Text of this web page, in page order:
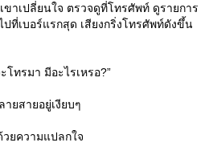
ขาเปลี่ยนใจ ตรวจดูที่โทรศัพท์ ดูรายการ
ปที่เบอร์แรกสุด เสียงกริ่งโทรศัพท์ดังขึ้น
โทรมา มีอะไรเหรอ?”
ยสายอยู่เงียบๆ
วยความแปลกใจ